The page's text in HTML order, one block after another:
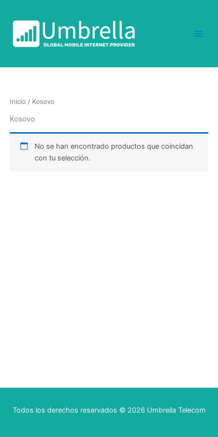
contenido
Inicio / Kosovo
Kosovo
No se han encontrado productos que coincidan
con tu selección.
Todos los derechos reservados © 2026 Umbrella Telecom